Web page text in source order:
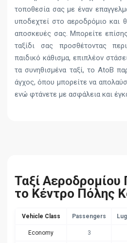
τοποθεσία σας με έναν
υποδεχτεί στο αεροδρόμιο και
αποσκευές σας. Μπορείτε
ταξίδι σας προσθέτοντας
παιδικό κάθισμα, επιπλέον
τα συνηθισμένα ταξί, το AtoB
άγχος, όπου μπορείτε να
ενώ φτάνετε με ασφάλεια και
Ταξί
το Κέντρο Πόλης
Vehicle Class Passengers
Economy 3